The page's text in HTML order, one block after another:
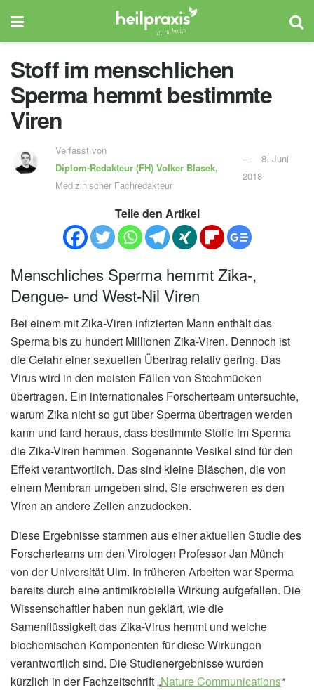
Stoff im menschlichen
Sperma hemmt bestimmte
Viren
Verfasst von
Diplom-Redakteur (FH)Volker Blasek,
Medizinischer Fachredakteur
8. Juni
2018
Teile den Artikel
Menschliches Sperma hemmt Zika-,
Dengue- und West-Nil Viren
Bei einem mit Zika-Viren infizierten Mann enthält das
Sperma bis zu hundert Millionen Zika-Viren. Dennoch ist
die Gefahr einer sexuellen Übertrag relativ gering. Das
Virus wird in den meisten Fällen von Stechmücken
übertragen. Ein internationales Forscherteam untersuchte,
warum Zika nicht so gut über Sperma übertragen werden
kann und fand heraus, dass bestimmte Stoffe im Sperma
die Zika-Viren hemmen. Sogenannte Vesikel sind für den
Effekt verantwortlich. Das sind kleine Bläschen, die von
einem Membran umgeben sind. Sie erschweren es den
Viren an andere Zellen anzudocken.
Diese Ergebnisse stammen aus einer aktuellen Studie des
Forscherteams um den Virologen Professor Jan Münch
von der Universität Ulm. In früheren Arbeiten war Sperma
bereits durch eine antimikrobielle Wirkung aufgefallen. Die
Wissenschaftler haben nun geklärt, wie die
Samenflüssigkeit das Zika-Virus hemmt und welche
biochemischen Komponenten für diese Wirkungen
verantwortlich sind. Die Studienergebnisse wurden
kürzlich in der Fachzeitschrift „Nature Communications“